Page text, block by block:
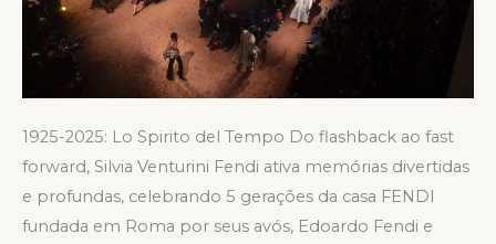
1925-2025: Lo Spirito del Tempo Do flashback ao fast
forward, Silvia Venturini Fendi ativa memórias divertidas
e profundas, celebrando 5 gerações da casa FENDI
fundada em Roma por seus avós, Edoardo Fendi e